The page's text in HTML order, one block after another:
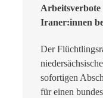
Iraner:innen
Der
sofortigen
für einen